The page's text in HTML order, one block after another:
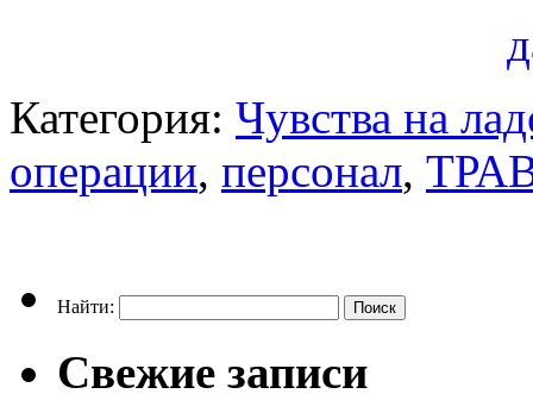
Категория: Чувства на
операции, персонал,
Найти:
Свежие записи